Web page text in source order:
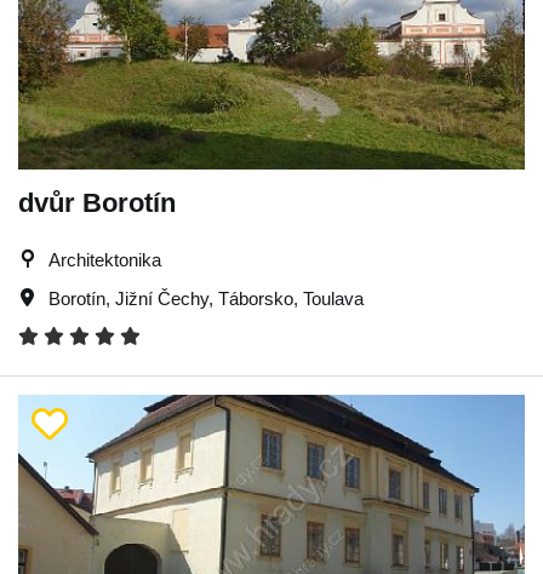
dvůr Borotín
Architektonika
Borotín, Jižní Čechy, Táborsko, Toulava